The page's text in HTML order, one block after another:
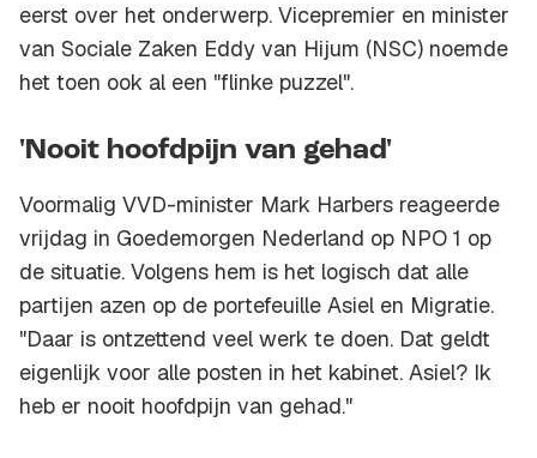
eerst over het onderwerp. Vicepremier en minister
van Sociale Zaken Eddy van Hijum (NSC) noemde
het toen ook al een "flinke puzzel".
'Nooit hoofdpijn van gehad'
Voormalig VVD-minister Mark Harbers reageerde
vrijdag in Goedemorgen Nederland op NPO 1 op
de situatie. Volgens hem is het logisch dat alle
partijen azen op de portefeuille Asiel en Migratie.
"Daar is ontzettend veel werk te doen. Dat geldt
eigenlijk voor alle posten in het kabinet. Asiel? Ik
heb er nooit hoofdpijn van gehad."